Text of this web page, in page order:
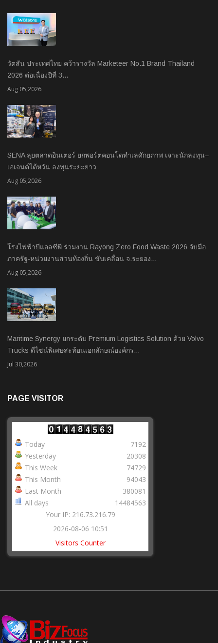
วัตสัน ประเทศไทย คว้ารางวัล Marketeer No.1 Brand Thailand
2026 ต่อเนื่องปีที่ 3…
Aug 05,2026
SENA ลุยตลาดอินเตอร์ ยกพอร์ตคอนโดทำเลศักยภาพ เจาะนักลงทุน–
เอเจนต์ไต้หวัน ลงทุนระยะยาว
Aug 05,2026
โรงไฟฟ้าบีแอลซีพี ร่วมงาน Rayong Zero Food Waste 2026 จับมือ
ภาครัฐ-หน่วยงานส่วนท้องถิ่น ขับเคลื่อน จ.ระยอง…
Aug 05,2026
Maritime Synergy ยกระดับ Premium Logistics Solution ด้วย Volvo
Trucks ดีไซน์พิเศษสะท้อนเอกลักษณ์องค์กร…
Jul 30,2026
PAGE VISITOR
Today
Yesterday
This Week
This Month
Last Month
All days
7192
20308
74729
94043
380081
14484563
Your IP: 216.73.216.79
2026-08-06 10:51
Visitors Counter